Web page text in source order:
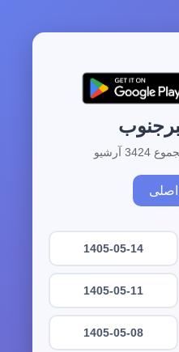
1405-05-14
1405-05-11
1405-05-08